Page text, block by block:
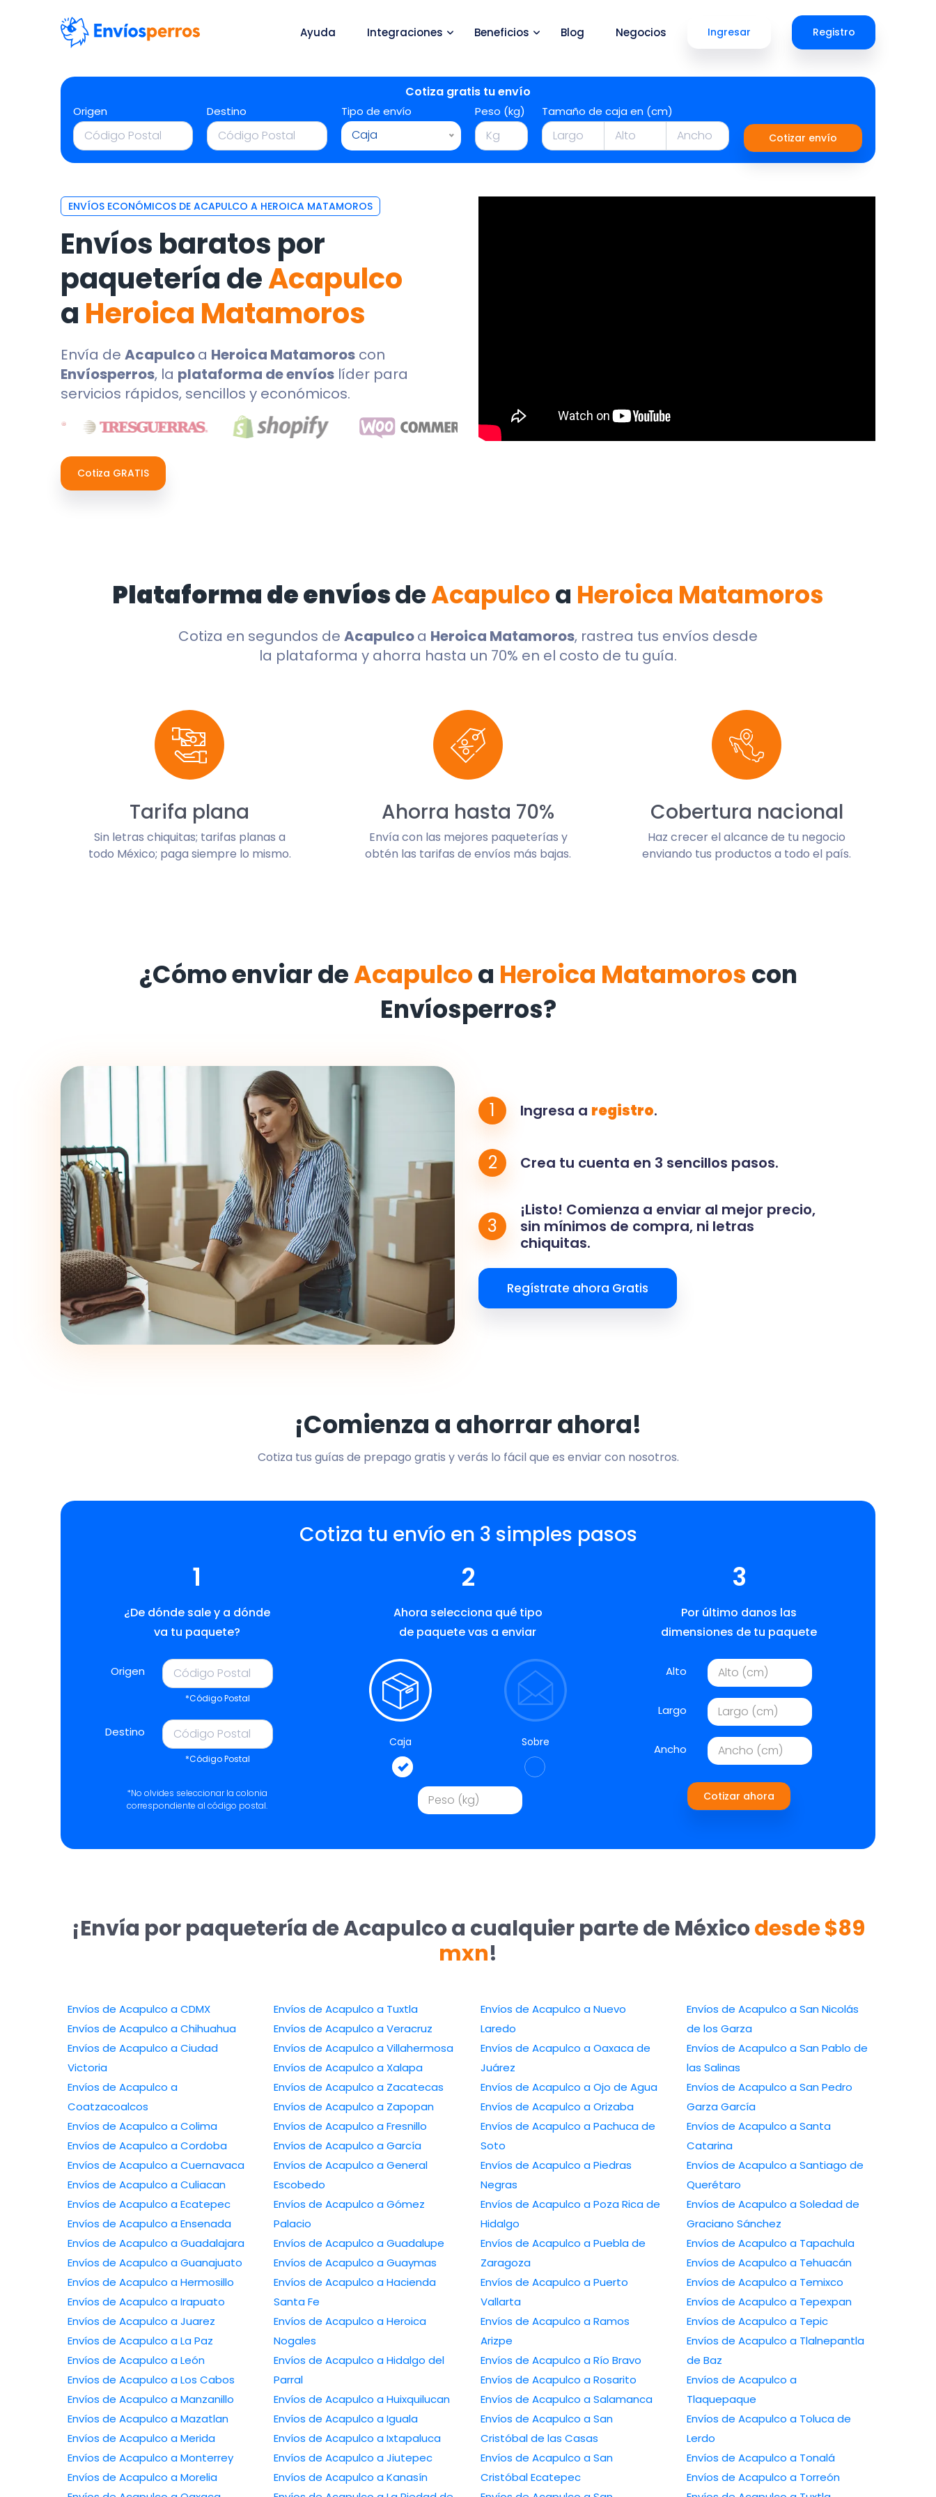
Ayuda Integraciones Beneficios Blog Negocios Ingresar Registro
Cotiza gratis tu envío
Origen Destino Tipo de envío
Caja
Peso (kg) Tamaño de caja en (cm)
Cotizar envío
ENVÍOS ECONÓMICOS DE ACAPULCO A HEROICA MATAMOROS
Envíos baratos por
paquetería deAcapulco
a Heroica Matamoros
Envía de Acapulcoa Heroica Matamoros con
Envíosperros, la plataforma de envíos líder para
servicios rápidos, sencillos y económicos.
Cotiza GRATIS
Plataforma de envíosdeAcapulcoa Heroica Matamoros
Cotiza en segundos de Acapulcoa Heroica Matamoros, rastrea tus envíos desde
la plataforma y ahorra hasta un 70% en el costo de tu guía.
Tarifa plana
Sin letras chiquitas; tarifas planas a
todo México; paga siempre lo mismo.
Ahorra hasta 70%
Envía con las mejores paqueterías y
obtén las tarifas de envíos más bajas.
Cobertura nacional
Haz crecer el alcance de tu negocio
enviando tus productos a todo el país.
¿Cómo enviar deAcapulcoa Heroica Matamoros con
Envíosperros?
1 Ingresa a registro.
2 Crea tu cuenta en 3 sencillos pasos.
3
¡Listo! Comienza a enviar al mejor precio,
sin mínimos de compra, ni letras
chiquitas.
Regístrate ahora Gratis
¡Comienza a ahorrar ahora!
Cotiza tus guías de prepago gratis y verás lo fácil que es enviar con nosotros.
Cotiza tu envío en 3 simples pasos
1
¿De dónde sale y a dónde
va tu paquete?
Origen
*Código Postal
Destino
*Código Postal
*No olvides seleccionar la colonia
correspondiente al código postal.
2
Ahora selecciona qué tipo
de paquete vas a enviar
Caja Sobre
3
Por último danos las
dimensiones de tu paquete
Alto
Largo
Ancho
Cotizar ahora
¡Envía por paquetería de Acapulco a cualquier parte de Méxicodesde $89
mxn!
Envíos de Acapulco a CDMX
Envíos de Acapulco a Chihuahua
Envíos de Acapulco a Ciudad
Victoria
Envíos de Acapulco a
Coatzacoalcos
Envíos de Acapulco a Colima
Envíos de Acapulco a Cordoba
Envíos de Acapulco a Cuernavaca
Envíos de Acapulco a Culiacan
Envíos de Acapulco a Ecatepec
Envíos de Acapulco a Ensenada
Envíos de Acapulco a Guadalajara
Envíos de Acapulco a Guanajuato
Envíos de Acapulco a Hermosillo
Envíos de Acapulco a Irapuato
Envíos de Acapulco a Juarez
Envíos de Acapulco a La Paz
Envíos de Acapulco a León
Envíos de Acapulco a Los Cabos
Envíos de Acapulco a Manzanillo
Envíos de Acapulco a Mazatlan
Envíos de Acapulco a Merida
Envíos de Acapulco a Monterrey
Envíos de Acapulco a Morelia
Envíos de Acapulco a Tuxtla
Envíos de Acapulco a Veracruz
Envíos de Acapulco a Villahermosa
Envíos de Acapulco a Xalapa
Envíos de Acapulco a Zacatecas
Envíos de Acapulco a Zapopan
Envíos de Acapulco a Fresnillo
Envíos de Acapulco a García
Envíos de Acapulco a General
Escobedo
Envíos de Acapulco a Gómez
Palacio
Envíos de Acapulco a Guadalupe
Envíos de Acapulco a Guaymas
Envíos de Acapulco a Hacienda
Santa Fe
Envíos de Acapulco a Heroica
Nogales
Envíos de Acapulco a Hidalgo del
Parral
Envíos de Acapulco a Huixquilucan
Envíos de Acapulco a Iguala
Envíos de Acapulco a Ixtapaluca
Envíos de Acapulco a Jiutepec
Envíos de Acapulco a Kanasín
Envíos de Acapulco a Nuevo
Laredo
Envíos de Acapulco a Oaxaca de
Juárez
Envíos de Acapulco a Ojo de Agua
Envíos de Acapulco a Orizaba
Envíos de Acapulco a Pachuca de
Soto
Envíos de Acapulco a Piedras
Negras
Envíos de Acapulco a Poza Rica de
Hidalgo
Envíos de Acapulco a Puebla de
Zaragoza
Envíos de Acapulco a Puerto
Vallarta
Envíos de Acapulco a Ramos
Arizpe
Envíos de Acapulco a Río Bravo
Envíos de Acapulco a Rosarito
Envíos de Acapulco a Salamanca
Envíos de Acapulco a San
Cristóbal de las Casas
Envíos de Acapulco a San
Cristóbal Ecatepec
Envíos de Acapulco a San Nicolás
de los Garza
Envíos de Acapulco a San Pablo de
las Salinas
Envíos de Acapulco a San Pedro
Garza García
Envíos de Acapulco a Santa
Catarina
Envíos de Acapulco a Santiago de
Querétaro
Envíos de Acapulco a Soledad de
Graciano Sánchez
Envíos de Acapulco a Tapachula
Envíos de Acapulco a Tehuacán
Envíos de Acapulco a Temixco
Envíos de Acapulco a Tepexpan
Envíos de Acapulco a Tepic
Envíos de Acapulco a Tlalnepantla
de Baz
Envíos de Acapulco a
Tlaquepaque
Envíos de Acapulco a Toluca de
Lerdo
Envíos de Acapulco a Tonalá
Envíos de Acapulco a Torreón